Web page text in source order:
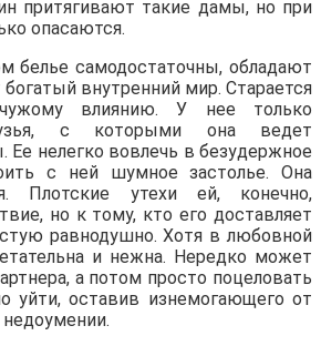
притягивают такие дамы, но при
опасаются.
белье самодостаточны, обладают
внутренний мир. Старается
влиянию. У нее только
с которыми она ведет
нелегко вовлечь в безудержное
с ней шумное застолье. Она
Плотские утехи ей, конечно,
но к тому, кто его доставляет
равнодушно. Хотя в любовной
и нежна. Нередко может
а потом просто поцеловать
уйти, оставив изнемогающего от